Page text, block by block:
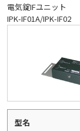
電気錠IFユニット
IPK-IF01A/IPK-IF02
型名